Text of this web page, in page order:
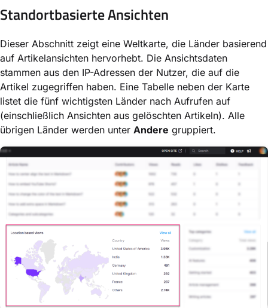
Standortbasierte Ansichten
Dieser Abschnitt zeigt eine Weltkarte, die Länder basierend
auf Artikelansichten hervorhebt. Die Ansichtsdaten
stammen aus den IP-Adressen der Nutzer, die auf die
Artikel zugegriffen haben. Eine Tabelle neben der Karte
listet die fünf wichtigsten Länder nach Aufrufen auf
(einschließlich Ansichten aus gelöschten Artikeln). Alle
übrigen Länder werden unter Andere gruppiert.